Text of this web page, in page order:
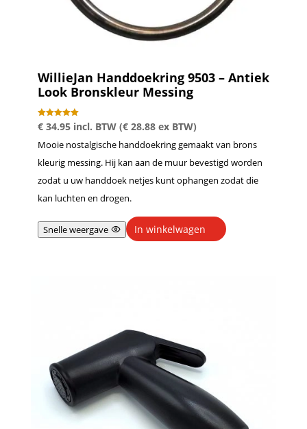
WillieJan Handdoekring 9503 – Antiek
Look Bronskleur Messing
Gewaardeer
d
uit 5
€34.95 incl. BTW (€28.88ex BTW)
Mooie nostalgische handdoekring gemaakt van brons
kleurig messing. Hij kan aan de muur bevestigd worden
zodat u uw handdoek netjes kunt ophangen zodat die
kan luchten en drogen.
Snelle weergave In winkelwagen